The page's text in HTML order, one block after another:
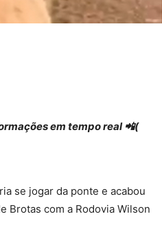
em tempo real 📲(
se jogar da ponte e acabou
Brotas com a Rodovia Wilson